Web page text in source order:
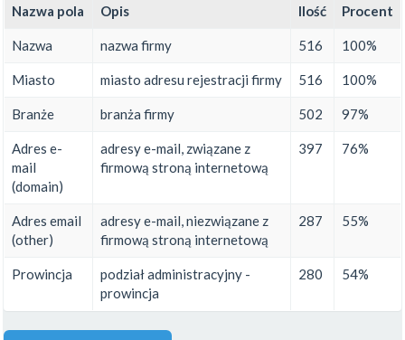
Nazwa pola Opis Ilość Procent
Nazwa nazwa firmy 516 100%
Miasto miasto adresu rejestracji firmy 516 100%
Branże branża firmy 502 97%
Adres e-
mail
(domain)
adresy e-mail, związane z
firmową stroną internetową
397 76%
Adres email
(other)
adresy e-mail, niezwiązane z
firmową stroną internetową
287 55%
Prowincja
podział administracyjny -
prowincja
280 54%